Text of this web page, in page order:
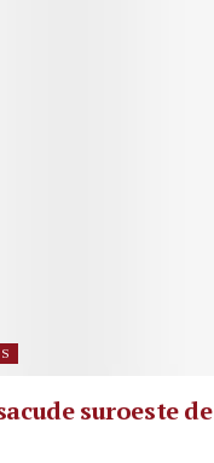
suroeste de